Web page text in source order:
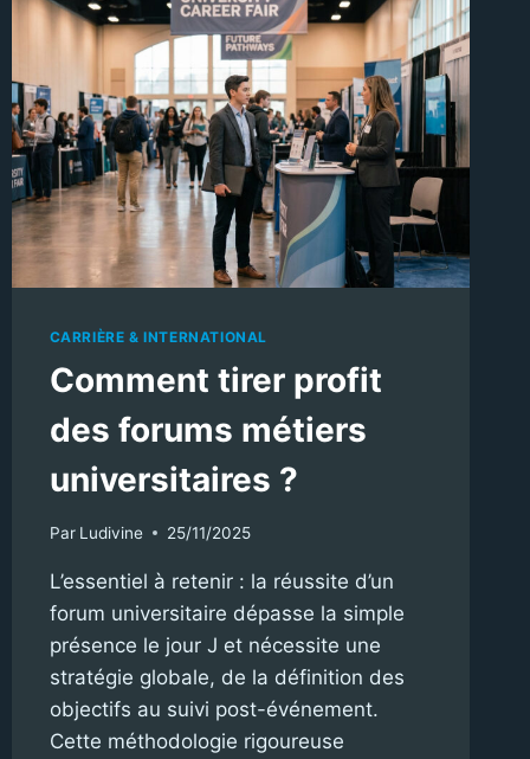
CARRIÈRE & INTERNATIONAL
Comment tirer profit
des forums métiers
universitaires ?
Par Ludivine 25/11/2025
L’essentiel à retenir : la réussite d’un
forum universitaire dépasse la simple
présence le jour J et nécessite une
stratégie globale, de la définition des
objectifs au suivi post-événement.
Cette méthodologie rigoureuse